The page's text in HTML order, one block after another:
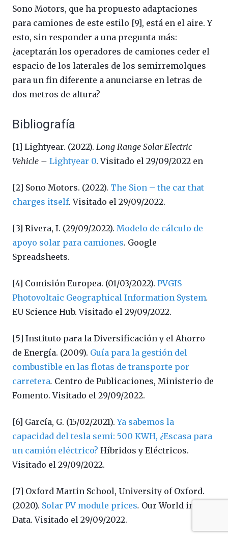
Sono Motors, que ha propuesto adaptaciones
para camiones de este estilo [9], está en el aire. Y
esto, sin responder a una pregunta más:
¿aceptarán los operadores de camiones ceder el
espacio de los laterales de los semirremolques
para un fin diferente a anunciarse en letras de
dos metros de altura?
Bibliografía
[1] Lightyear. (2022). Long Range Solar Electric
Vehicle – Lightyear 0.Visitado el 29/09/2022 en
[2] Sono Motors. (2022). The Sion – the car that
charges itself. Visitado el 29/09/2022.
[3] Rivera, I. (29/09/2022). Modelo de cálculo de
apoyo solar para camiones. Google
Spreadsheets.
[4] Comisión Europea. (01/03/2022). PVGIS
Photovoltaic Geographical Information System.
EU Science Hub.Visitado el 29/09/2022.
[5] Instituto para la Diversificación y el Ahorro
de Energía. (2009). Guía para la gestión del
combustible en las flotas de transporte por
carretera. Centro de Publicaciones, Ministerio de
Fomento. Visitado el 29/09/2022.
[6] García, G. (15/02/2021).Ya sabemos la
capacidad del tesla semi: 500 KWH, ¿Escasa para
un camión eléctrico? Híbridos y Eléctricos.
Visitado el 29/09/2022.
[7] Oxford Martin School, University of Oxford.
(2020). Solar PV module prices. Our World in
Data.Visitado el 29/09/2022.